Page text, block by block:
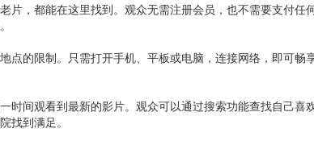
，都能在这里找到。观众无需注册会员，也不需要支付
点的限制。只需打开手机、平板或电脑，连接网络，即可
间观看到最新的影片。观众可以通过搜索功能查找自己喜
找到满足。